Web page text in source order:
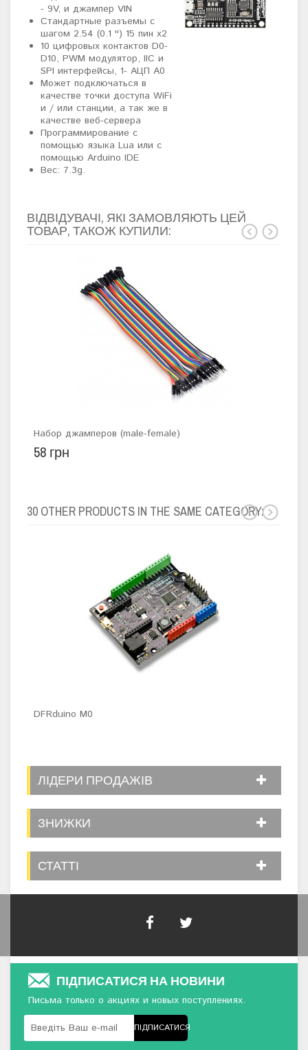
- 9V, и джампер VIN
Стандартные разъемы с
шагом 2.54 (0.1 '') 15 пин х2
10 цифровых контактов D0-
D10, PWM модулятор, IIC и
SPI интерфейсы, 1- АЦП A0
Может подключаться в
качестве точки доступа WiFi
и / или станции, а так же в
качестве веб-сервера
Программирование с
помощью языка Lua или с
помощью Arduino IDE
Вес: 7.3g.
ВІДВІДУВАЧІ, ЯКІ ЗАМОВЛЯЮТЬ ЦЕЙ
ТОВАР, ТАКОЖ КУПИЛИ:
Набор джамперов (male-female)
58 грн
30 OTHER PRODUCTS IN THE SAME CATEGORY:
DFRduino M0
ЛІДЕРИ ПРОДАЖІВ
ЗНИЖКИ
СТАТТІ
ПІДПИСАТИСЯ НА НОВИНИ
Письма только о акциях и новых поступлениях.
ПІДПИСАТИСЯ